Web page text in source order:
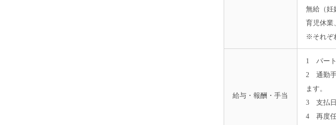
無給（妊
育児休業
※それぞ
給与・報酬・手当
1 パー
2 通勤手
ます。
3 支払日
4 再度任